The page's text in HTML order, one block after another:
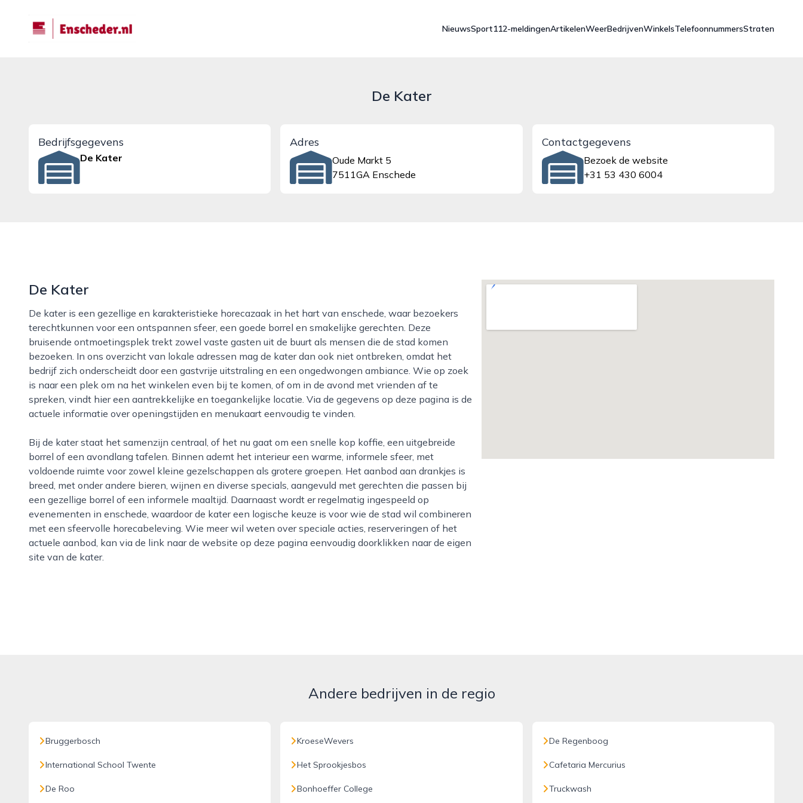
enscheder.nl
NieuwsSport112-meldingenArtikelenWeerBedrijvenWinkelsTelefoonnummersStraten
De Kater
Bedrijfsgegevens
De Kater
Adres
Oude Markt 5
7511GA Enschede
Contactgegevens
Bezoek de website
+31 53 430 6004
De Kater
De kater is een gezellige en karakteristieke horecazaak in het hart van enschede, waar bezoekers
terechtkunnen voor een ontspannen sfeer, een goede borrel en smakelijke gerechten. Deze
bruisende ontmoetingsplek trekt zowel vaste gasten uit de buurt als mensen die de stad komen
bezoeken. In ons overzicht van lokale adressen mag de kater dan ook niet ontbreken, omdat het
bedrijf zich onderscheidt door een gastvrije uitstraling en een ongedwongen ambiance. Wie op zoek
is naar een plek om na het winkelen even bij te komen, of om in de avond met vrienden af te
spreken, vindt hier een aantrekkelijke en toegankelijke locatie. Via de gegevens op deze pagina is de
actuele informatie over openingstijden en menukaart eenvoudig te vinden.
Bij de kater staat het samenzijn centraal, of het nu gaat om een snelle kop koffie, een uitgebreide
borrel of een avondlang tafelen. Binnen ademt het interieur een warme, informele sfeer, met
voldoende ruimte voor zowel kleine gezelschappen als grotere groepen. Het aanbod aan drankjes is
breed, met onder andere bieren, wijnen en diverse specials, aangevuld met gerechten die passen bij
een gezellige borrel of een informele maaltijd. Daarnaast wordt er regelmatig ingespeeld op
evenementen in enschede, waardoor de kater een logische keuze is voor wie de stad wil combineren
met een sfeervolle horecabeleving. Wie meer wil weten over speciale acties, reserveringen of het
actuele aanbod, kan via de link naar de website op deze pagina eenvoudig doorklikken naar de eigen
site van de kater.
Andere bedrijven in de regio
Bruggerbosch
International School Twente
De Roo
KroeseWevers
Het Sprookjesbos
Bonhoeffer College
De Regenboog
Cafetaria Mercurius
Truckwash